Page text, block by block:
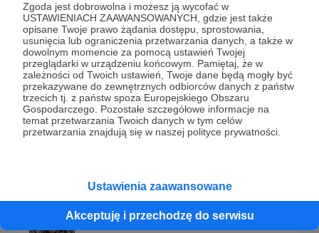
Zgoda jest dobrowolna i możesz ją wycofać w
USTAWIENIACH ZAAWANSOWANYCH, gdzie jest także
opisane Twoje prawo żądania dostępu, sprostowania,
usunięcia lub ograniczenia przetwarzania danych, a także w
dowolnym momencie za pomocą ustawień Twojej
przeglądarki w urządzeniu końcowym. Pamiętaj, że w
zależności od Twoich ustawień, Twoje dane będą mogły być
przekazywane do zewnętrznych odbiorców danych z państw
trzecich tj. z państw spoza Europejskiego Obszaru
Gospodarczego. Pozostałe szczegółowe informacje na
temat przetwarzania Twoich danych w tym celów
przetwarzania znajdują się w naszej polityce prywatności.
Ustawienia zaawansowane
Akceptuję i przechodzę do serwisu
Wesprzyj działalność AutoraRadio Warszawajuż
teraz!
Zostań Patronem
Dariusz Rosiak